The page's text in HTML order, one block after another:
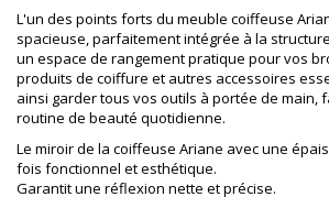
L'un des points forts du meuble coiffeuse
spacieuse, parfaitement intégrée à la
un espace de rangement pratique pour vos
produits de coiffure et autres accessoires
ainsi garder tous vos outils à portée de main,
routine de beauté quotidienne.
Le miroir de la coiffeuse Ariane avec une
fois fonctionnel et esthétique.
Garantit une réflexion nette et précise.